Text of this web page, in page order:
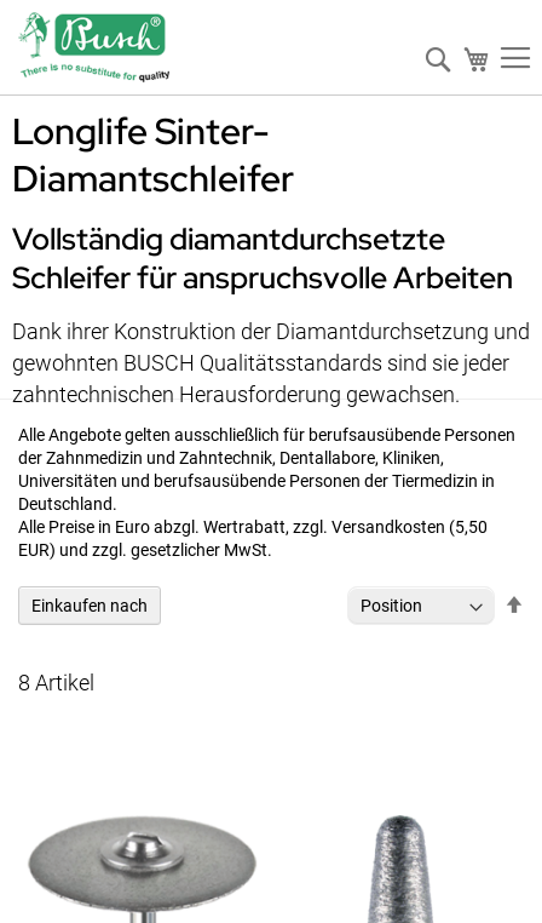
Mein
Suche
Longlife Sinter-
Diamantschleifer
Vollständig diamantdurchsetzte
Schleifer für anspruchsvolle Arbeiten
Dank ihrer Konstruktion der Diamantdurchsetzung und
gewohnten BUSCH Qualitätsstandards sind sie jeder
zahntechnischen Herausforderung gewachsen.
Alle Angebote gelten ausschließlich für berufsausübende Personen
der Zahnmedizin und Zahntechnik, Dentallabore, Kliniken,
Universitäten und berufsausübende Personen der Tiermedizin in
Deutschland.
Alle Preise in Euro abzgl. Wertrabatt, zzgl. Versandkosten (5,50
EUR) und zzgl. gesetzlicher MwSt.
8 Artikel
Einkaufen nach